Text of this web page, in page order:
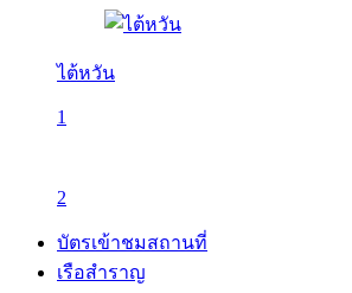
ไต้หวัน
1
2
บัตรเข้าชมสถานที่
เรือสำราญ